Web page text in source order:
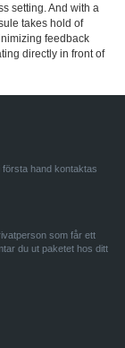
setting. And with a
takes hold of
feedback
directly in front of
första hand kontaktas
som får ett
du ut paketet hos ditt